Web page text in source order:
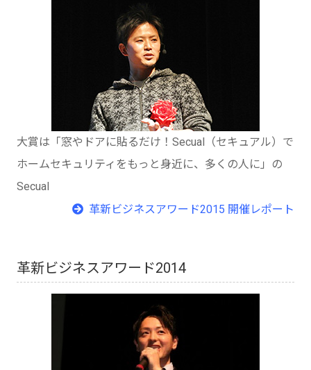
大賞は「窓やドアに貼るだけ！Secual（セキュアル）で
ホームセキュリティをもっと身近に、多くの人に」の
Secual
革新ビジネスアワード2015 開催レポート
革新ビジネスアワード2014